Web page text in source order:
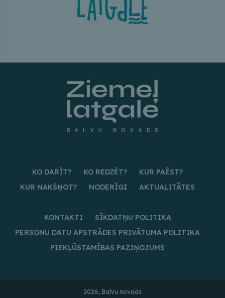
KO DARĪT? KO REDZĒT?
KUR PAĒST?
KUR NAKŠŅOT?
NODERĪGI AKTUALITĀTES
KONTAKTI
SĪKDATŅU POLITIKA
PERSONU DATU APSTRĀDES PRIVĀTUMA POLITIKA
PIEKĻŪSTAMĪBAS PAZIŅOJUMS
2026, Balvu novads